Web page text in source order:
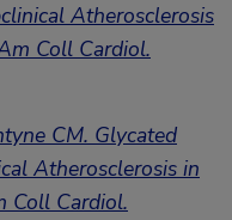
Atherosclerosis
Coll Cardiol.
CM. Glycated
Atherosclerosis in
Coll Cardiol.